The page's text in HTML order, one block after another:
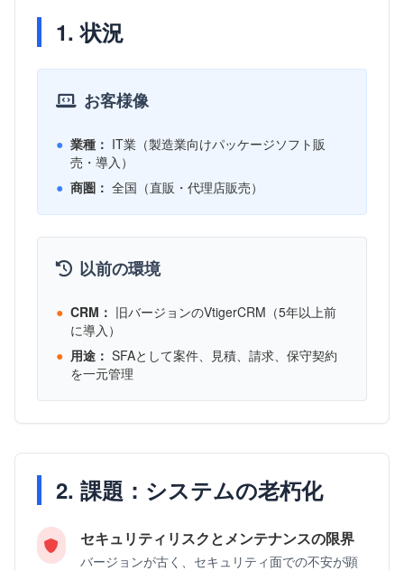
1. 状況
お客様像
● 業種： IT業（製造業向けパッケージソフト販
売・導入）
● 商圏： 全国（直販・代理店販売）
以前の環境
● CRM： 旧バージョンのVtigerCRM（5年以上前
に導入）
● 用途： SFAとして案件、見積、請求、保守契約
を一元管理
2. 課題：システムの老朽化
セキュリティリスクとメンテナンスの限界
バージョンが古く、セキュリティ面での不安が顕